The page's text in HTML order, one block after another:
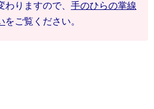
りますので、 手のひらの掌線
をご覧ください。